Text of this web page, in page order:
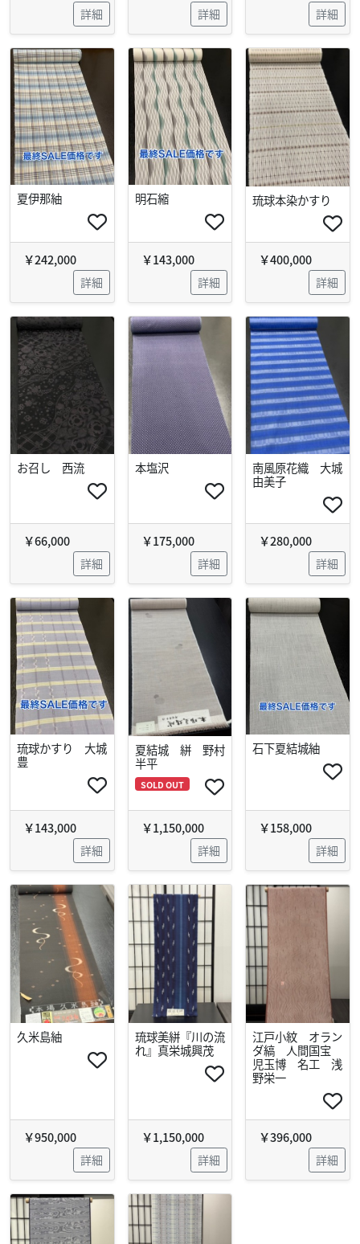
詳細 詳細 詳細
夏伊那紬
￥242,000
詳細
明石縮
￥143,000
詳細
琉球本染かすり
￥400,000
詳細
お召し 西流
￥66,000
詳細
本塩沢
￥175,000
詳細
南風原花織 大城
由美子
￥280,000
詳細
琉球かすり 大城
豊
￥143,000
詳細
夏結城 絣 野村
半平
SOLD OUT
￥1,150,000
詳細
石下夏結城紬
￥158,000
詳細
久米島紬
￥950,000
詳細
琉球美絣『川の流
れ』真栄城興茂
￥1,150,000
詳細
江戸小紋 オラン
ダ縞 人間国宝
児玉博 名工 浅
野栄一
￥396,000
詳細